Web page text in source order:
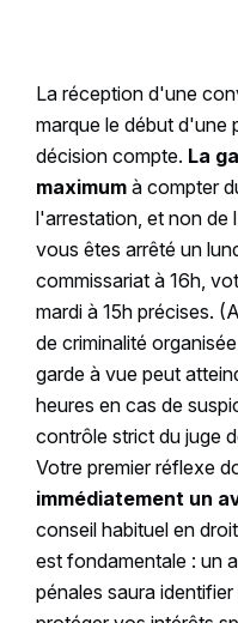
La réception d'une
marque le début d'une
décision compte. La
maximumà compter
l'arrestation, et non de
vous êtes arrêté un
commissariat à 16h,
mardi à 15h précises.
de criminalité
garde à vue peut
heures en cas de
contrôle strict du juge
Votre premier réflexe
immédiatement un
conseil habituel en
est fondamentale : un
pénales saura